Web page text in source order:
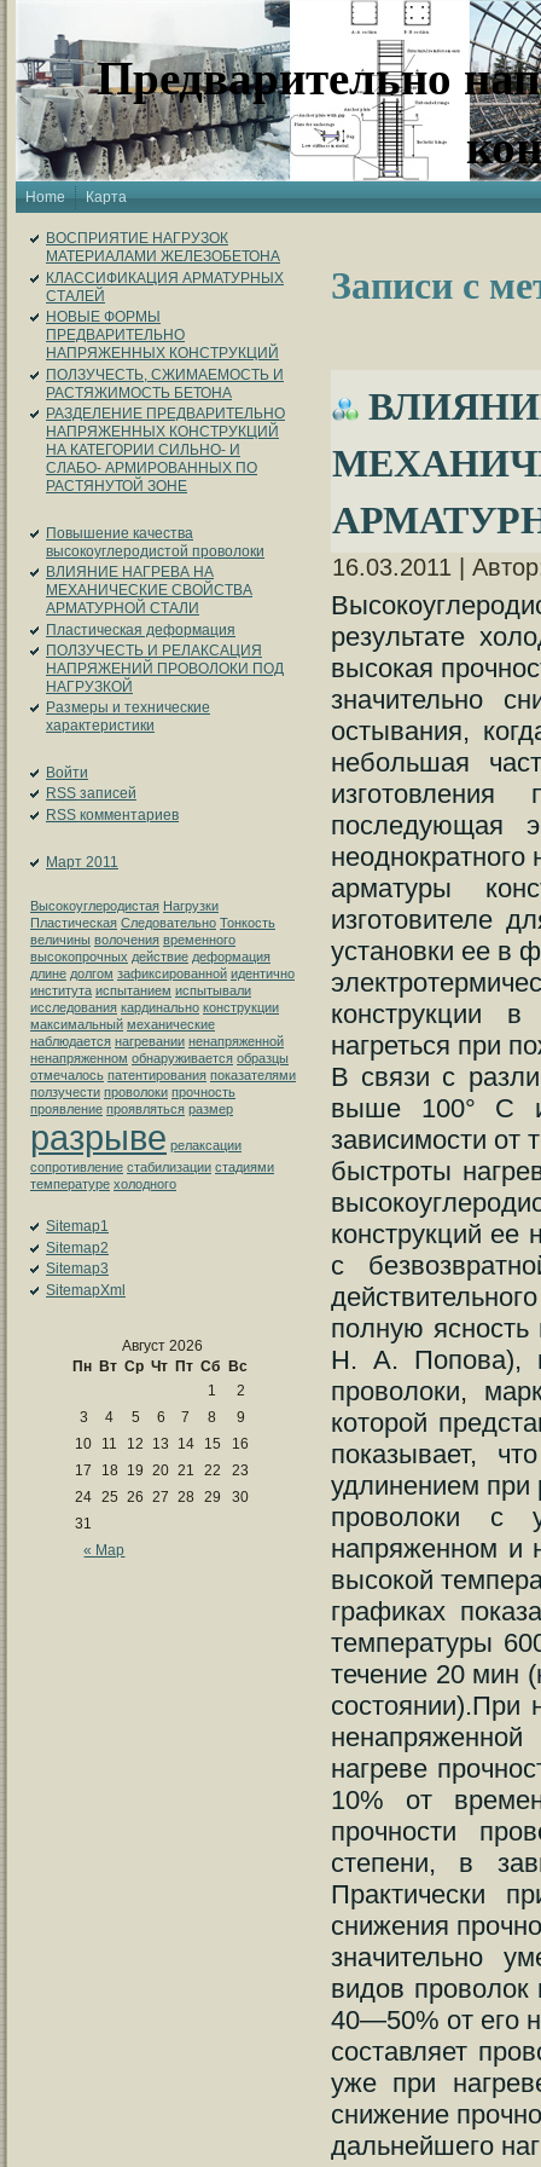
Предварительно
Home Карта
ВОСПРИЯТИЕ НАГРУЗОК
МАТЕРИАЛАМИ ЖЕЛЕЗОБЕТОНА
КЛАССИФИКАЦИЯ АРМАТУРНЫХ
СТАЛЕЙ
НОВЫЕ ФОРМЫ
ПРЕДВАРИТЕЛЬНО
НАПРЯЖЕННЫХ КОНСТРУКЦИЙ
ПОЛЗУЧЕСТЬ, СЖИМАЕМОСТЬ И
РАСТЯЖИМОСТЬ БЕТОНА
РАЗДЕЛЕНИЕ ПРЕДВАРИТЕЛЬНО
НАПРЯЖЕННЫХ КОНСТРУКЦИЙ
НА КАТЕГОРИИ СИЛЬНО- И
СЛАБО- АРМИРОВАННЫХ ПО
РАСТЯНУТОЙ ЗОНЕ
Повышение качества
высокоуглеродистой проволоки
ВЛИЯНИЕ НАГРЕВА НА
МЕХАНИЧЕСКИЕ СВОЙСТВА
АРМАТУРНОЙ СТАЛИ
Пластическая деформация
ПОЛЗУЧЕСТЬ И РЕЛАКСАЦИЯ
НАПРЯЖЕНИЙ ПРОВОЛОКИ ПОД
НАГРУЗКОЙ
Размеры и технические
характеристики
Войти
RSS записей
RSS комментариев
Март 2011
Высокоуглеродистая Нагрузки
Пластическая Следовательно Тонкость
величины волочения временного
высокопрочных действие деформация
длине долгом зафиксированной идентично
института испытанием испытывали
исследования кардинально конструкции
максимальный механические
наблюдается нагревании ненапряженной
ненапряженном обнаруживается образцы
отмечалось патентирования показателями
ползучести проволоки прочность
проявление проявляться размер
разрыве релаксации
сопротивление стабилизации стадиями
температуре холодного
Sitemap1
Sitemap2
Sitemap3
SitemapXml
Август 2026
Пн Вт Ср Чт Пт Сб Вс
« Мар
1
2
3
4 5 6 7 8
9
10
11 12 13 14 15
16
17
18 19 20 21 22
23
24 25 26 27 28 29
30
31
Записи с
16.03.2011 |
результате
высокая
значительно
остывания,
небольшая
изготовления
последующая
неоднократного
арматуры
изготовителе
установки ее в
конструкции
нагреться при
В связи с
выше 100° С
зависимости от
быстроты
конструкций ее
с
полную
Н. А. Попова),
проволоки,
которой
показывает,
удлинением при
проволоки с
напряженном и
высокой
графиках
температуры
течение 20 мин
состоянии).При
нагреве
10% от
прочности
степени, в
Практически
снижения
значительно
видов
40—50% от его
составляет
уже при
снижение
дальнейшего